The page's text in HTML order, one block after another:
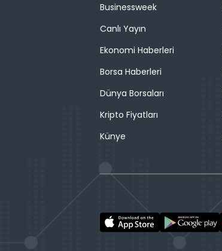
Businessweek
Canlı Yayın
Ekonomi Haberleri
Borsa Haberleri
Dünya Borsaları
Kripto Fiyatları
Künye